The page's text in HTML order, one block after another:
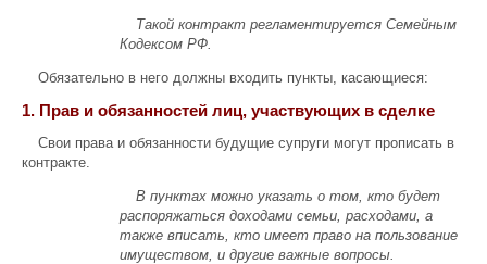
Такой контракт регламентируется Семейным
Кодексом РФ.
Обязательно в него должны входить пункты, касающиеся:
1. Прав и обязанностей лиц, участвующих в сделке
Свои права и обязанности будущие супруги могут прописать в
контракте.
В пунктах можно указать о том, кто будет
распоряжаться доходами семьи, расходами, а
также вписать, кто имеет право на пользование
имуществом, и другие важные вопросы.